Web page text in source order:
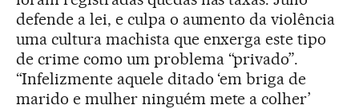
defende a lei, e culpa o aumento da violência
uma cultura machista que enxerga este tipo
de crime como um problema “privado”.
“Infelizmente aquele ditado ‘em briga de
marido e mulher ninguém mete a colher’